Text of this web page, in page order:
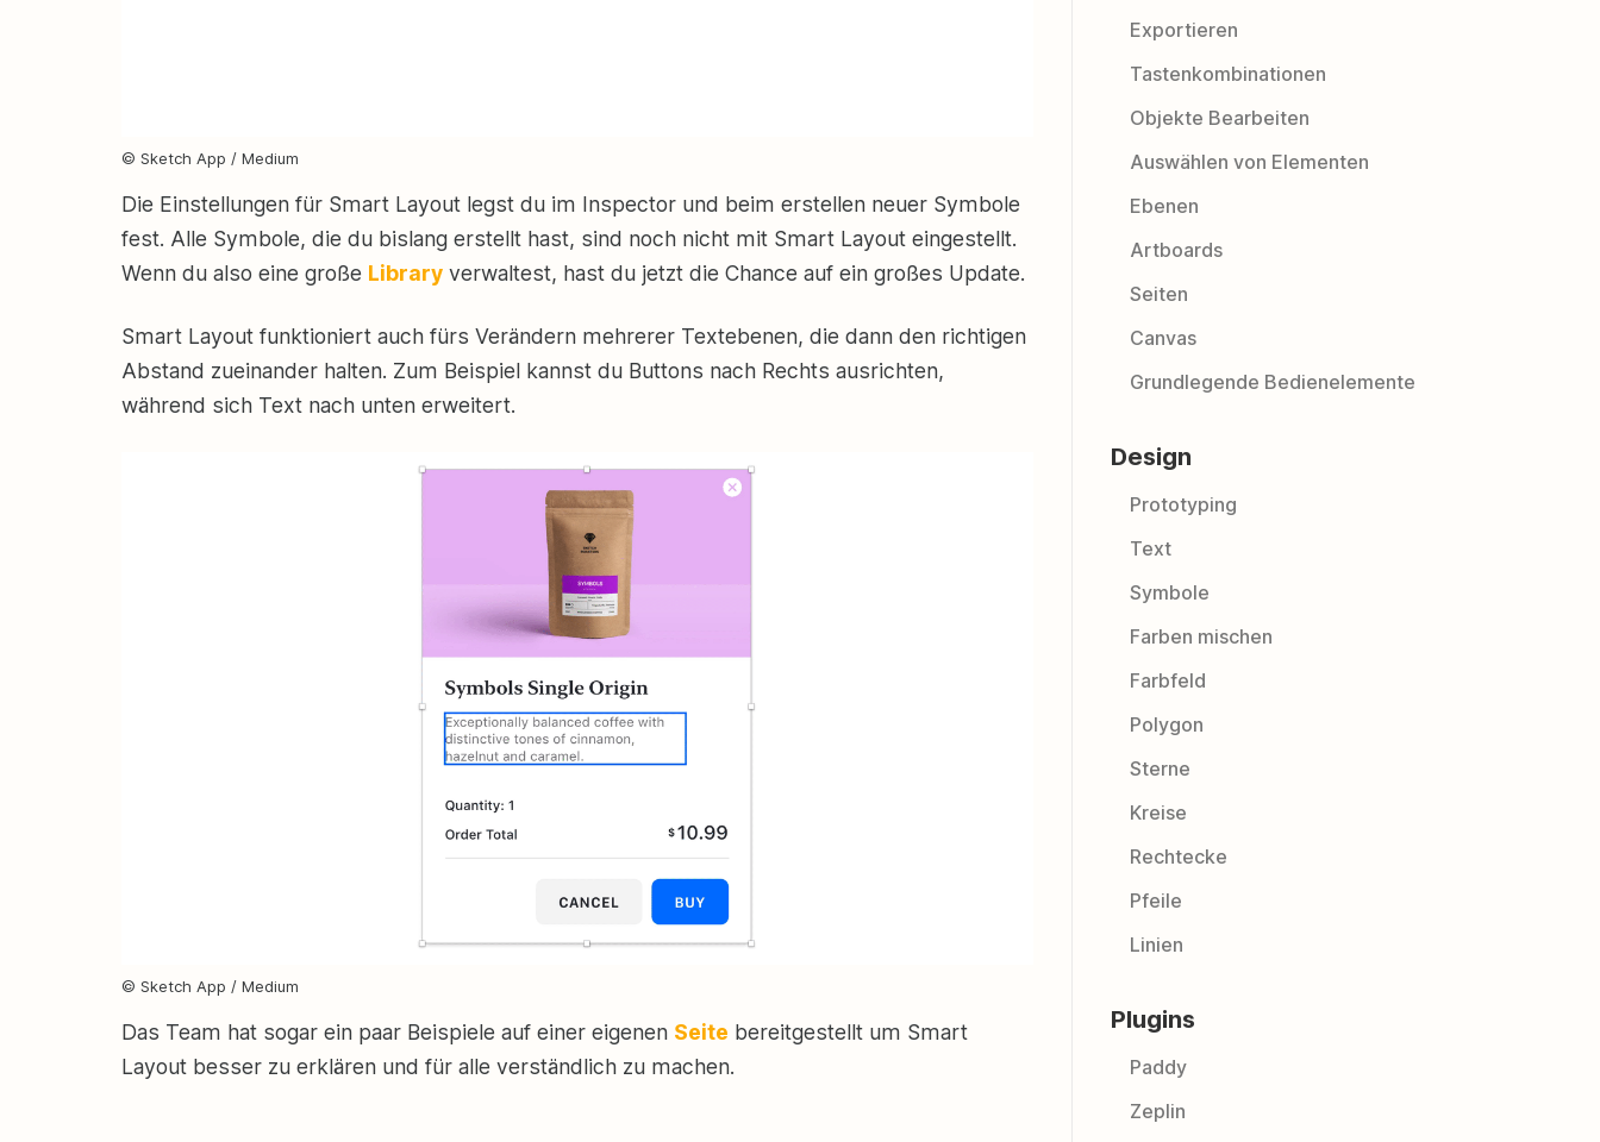
© Sketch App / Medium
Die Einstellungen für Smart Layout legst du im Inspector und beim erstellen neuer Symbole
fest. Alle Symbole, die du bislang erstellt hast, sind noch nicht mit Smart Layout eingestellt.
Wenn du also eine große Library verwaltest, hast du jetzt die Chance auf ein großes Update.
Smart Layout funktioniert auch fürs Verändern mehrerer Textebenen, die dann den richtigen
Abstand zueinander halten. Zum Beispiel kannst du Buttons nach Rechts ausrichten,
während sich Text nach unten erweitert.
© Sketch App / Medium
Das Team hat sogar ein paar Beispiele auf einer eigenen Seite bereitgestellt um Smart
Layout besser zu erklären und für alle verständlich zu machen.
Exportieren
Tastenkombinationen
Objekte Bearbeiten
Auswählen von Elementen
Ebenen
Artboards
Seiten
Canvas
Grundlegende Bedienelemente
Design
Prototyping
Text
Symbole
Farben mischen
Farbfeld
Polygon
Sterne
Kreise
Rechtecke
Pfeile
Linien
Plugins
Paddy
Zeplin